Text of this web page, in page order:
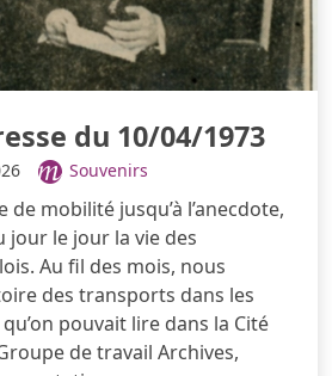
du 10/04/1973
Souvenirs
mobilité jusqu’à l’anecdote,
jour le jour la vie des
Au fil des mois, nous
des transports dans les
pouvait lire dans la Cité
de travail Archives,